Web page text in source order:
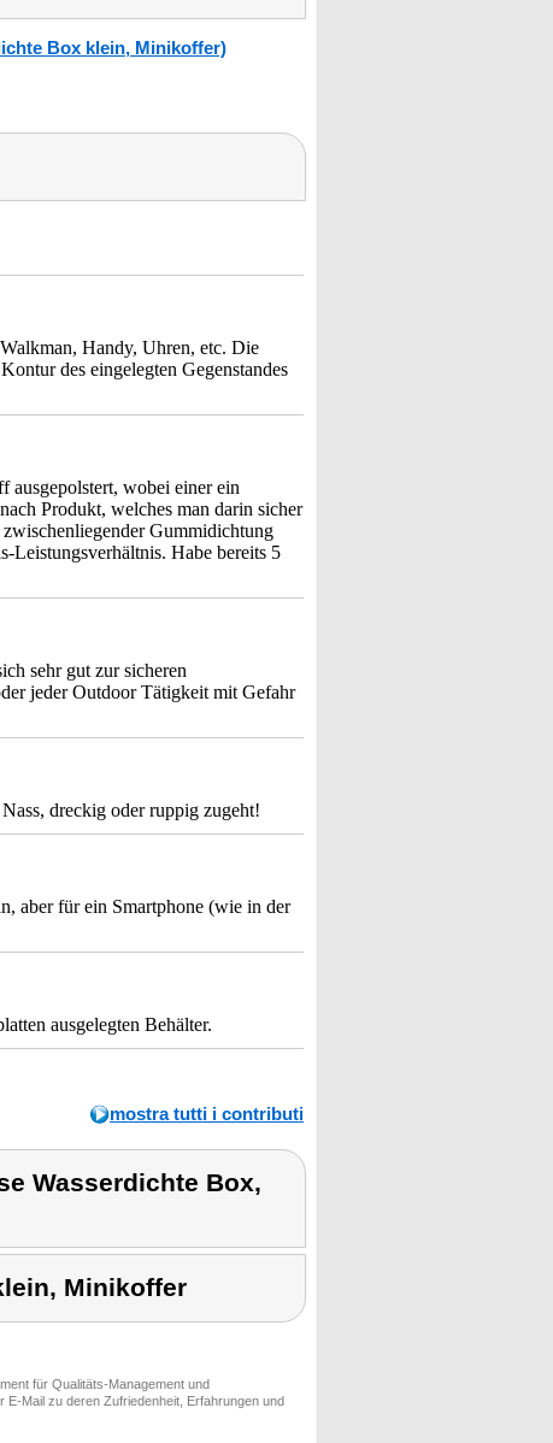
Box klein, Minikoffer)
Handy, Uhren, etc. Die
des eingelegten Gegenstandes
ausgepolstert, wobei einer ein
Produkt, welches man darin sicher
Gummidichtung
Leistungsverhältnis. Habe bereits 5
sehr gut zur sicheren
jeder Outdoor Tätigkeit mit Gefahr
dreckig oder ruppig zugeht!
aber für ein Smartphone (wie in der
ausgelegten Behälter.
mostra tutti i contributi
Wasserdichte Box,
Minikoffer
für Qualitäts-Management und
Mail zu deren Zufriedenheit, Erfahrungen und